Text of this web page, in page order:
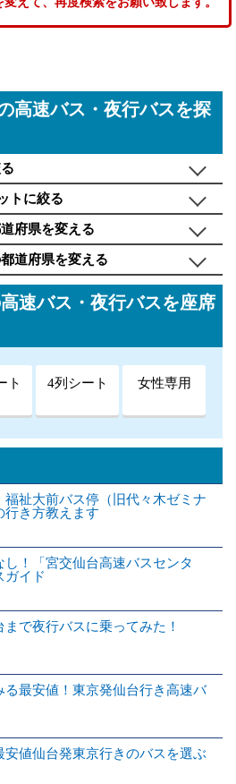
高速バス・夜行バスを探
トに絞る
府県を変える
道府県を変える
速バス・夜行バスを座席
ト 4列シート 女性専用
祉大前バス停（旧代々木ゼミナ
行き方教えます
し！「宮交仙台高速バスセンタ
ガイド
まで夜行バスに乗ってみた！
る最安値！東京発仙台行き高速バ
安値仙台発東京行きのバスを選ぶ